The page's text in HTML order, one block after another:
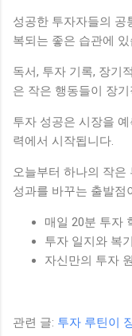
성공한 투자자들의 공
복되는 좋은 습관에 있
독서, 투자 기록, 장기
은 작은 행동들이 장
투자 성공은 시장을
력에서 시작됩니다.
오늘부터 하나의 작
성과를 바꾸는 출발점
매일 20분 투자
투자 일지와 복
자신만의 투자
관련 글: 투자 루틴이